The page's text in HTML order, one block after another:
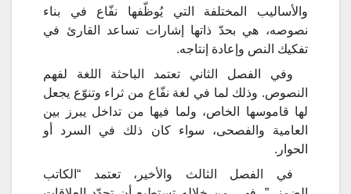
والأساليب المختلفة التي يُوظّفها نفّاع في بناء
نصوصه، هي بحدّ ذاتها إشارات تساعد القارئ في
تفكيك النص وإعادة إنتاجه.
وفي الفصل الثاني تعتمد الباحثة اللغة لفهم
النصوص. وذلك لما في لغة نفّاع من ثراء وتنوّع يجعل
لها قاموسها الخاص، ولما فيها من تداخل يبرز بين
العامية والفصحى، سواء كان ذلك في السرد أو
الحوار.
في الفصل الثالث والأخير، تعتمد “الكاتب